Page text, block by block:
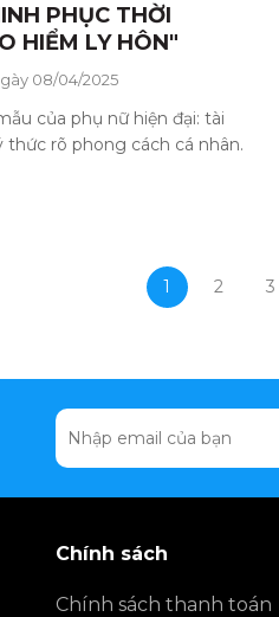
PHỤC THỜI
HIỂM LY HÔN"
08/04/2025
của phụ nữ hiện đại: tài
thức rõ phong cách cá nhân.
1 2 3
Chính sách
Chính sách thanh toán